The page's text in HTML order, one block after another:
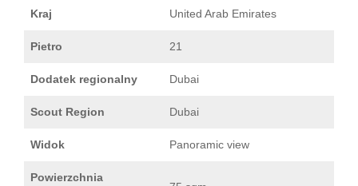
Kraj United Arab Emirates
Pietro 21
Dodatek regionalny Dubai
Scout Region Dubai
Widok Panoramic view
Powierzchnia